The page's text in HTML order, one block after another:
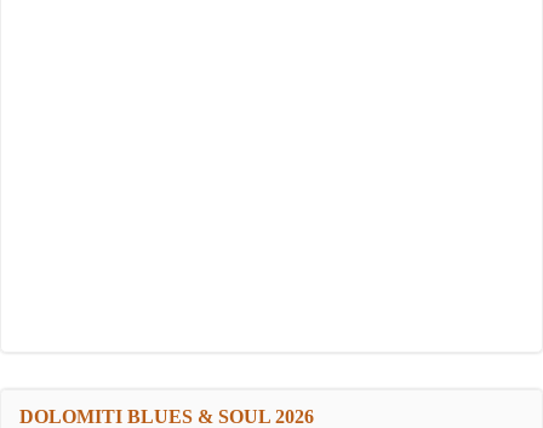
DOLOMITI BLUES & SOUL 2026